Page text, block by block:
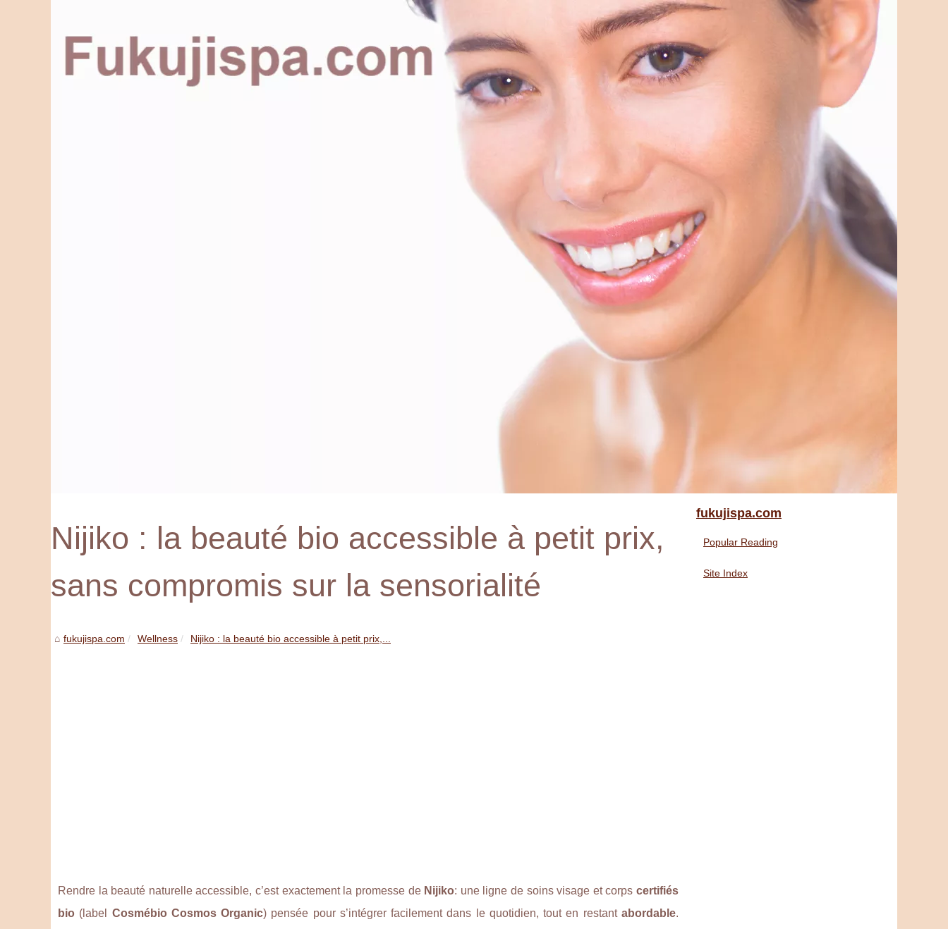
Nijiko : la beauté bio accessible à petit prix,
sans compromis sur la sensorialité
fukujispa.com Wellness Nijiko : la beauté bio accessible à petit prix,...
Rendre la beauté naturelle accessible, c’est exactement la promesse de Nijiko: une ligne de soins visage et corpscertifiés
bio (label Cosmébio Cosmos Organic) pensée pour s’intégrer facilement dans le quotidien, tout en restantabordable.
fukujispa.com
Popular Reading
Site Index